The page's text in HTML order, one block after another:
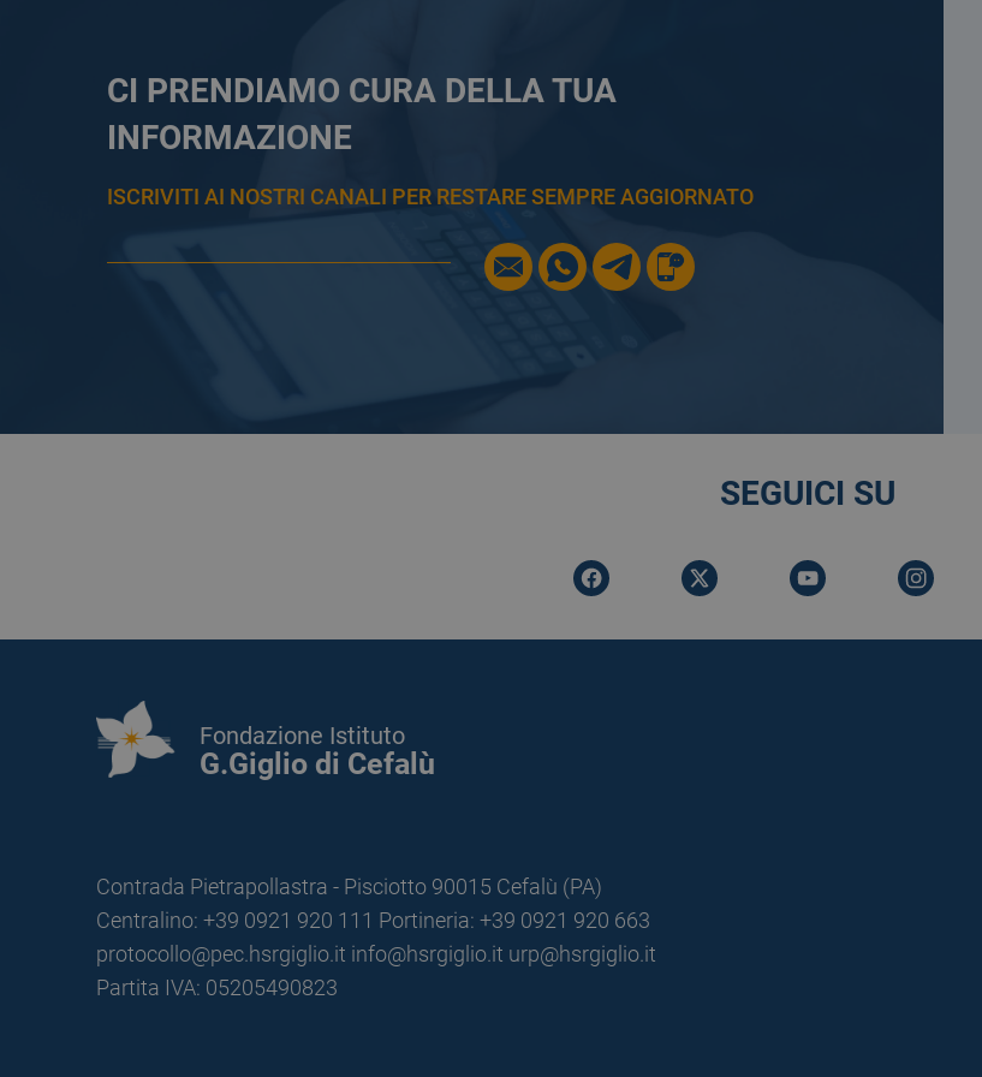
CI PRENDIAMO CURA DELLA TUA
INFORMAZIONE
ISCRIVITI AI NOSTRI CANALI PER RESTARE SEMPRE AGGIORNATO
SEGUICI SU
Fondazione Istituto
G.Giglio di Cefalù
Contrada Pietrapollastra - Pisciotto 90015 Cefalù (PA)
Centralino: +39 0921 920 111 Portineria: +39 0921 920 663
protocollo@pec.hsrgiglio.it info@hsrgiglio.it urp@hsrgiglio.it
Partita IVA: 05205490823